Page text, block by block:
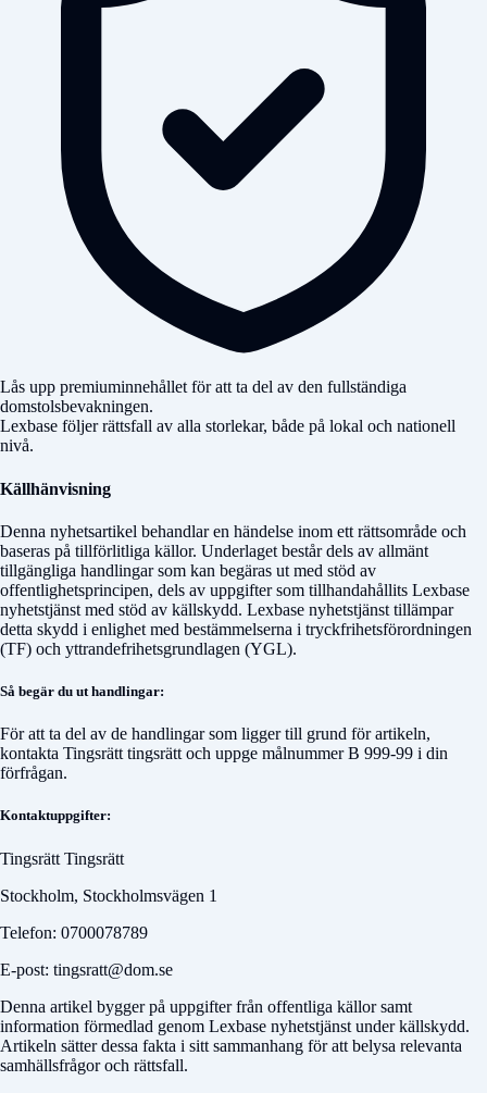
Lås upp premiuminnehållet för att ta del av den fullständiga
domstolsbevakningen.
Lexbase följer rättsfall av alla storlekar, både på lokal och nationell
nivå.
Källhänvisning
Denna nyhetsartikel behandlar en händelse inom ett rättsområde och
baseras på tillförlitliga källor. Underlaget består dels av allmänt
tillgängliga handlingar som kan begäras ut med stöd av
offentlighetsprincipen, dels av uppgifter som tillhandahållits Lexbase
nyhetstjänst med stöd av källskydd. Lexbase nyhetstjänst tillämpar
detta skydd i enlighet med bestämmelserna i tryckfrihetsförordningen
(TF) och yttrandefrihetsgrundlagen (YGL).
Så begär du ut handlingar:
För att ta del av de handlingar som ligger till grund för artikeln,
kontakta Tingsrätt tingsrätt och uppge målnummerB 999-99 i din
förfrågan.
Kontaktuppgifter:
Tingsrätt Tingsrätt
Stockholm, Stockholmsvägen 1
Telefon: 0700078789
E-post: tingsratt@dom.se
Denna artikel bygger på uppgifter från offentliga källor samt
information förmedlad genom Lexbase nyhetstjänst under källskydd.
Artikeln sätter dessa fakta i sitt sammanhang för att belysa relevanta
samhällsfrågor och rättsfall.